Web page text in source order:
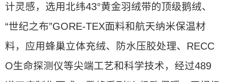
计灵感，选用北纬43°黄金羽绒带的顶级鹅绒、
“世纪之布”GORE-TEX面料和航天纳米保温材
料，应用蜂巢立体充绒、防水压胶处理、RECC
O生命探测仪等尖端工艺和科学技术，经过489